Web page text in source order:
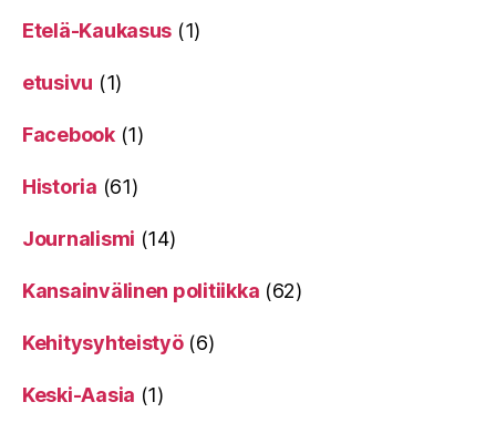
Etelä-Kaukasus (1)
etusivu (1)
Facebook(1)
Historia (61)
Journalismi (14)
Kansainvälinen politiikka (62)
Kehitysyhteistyö(6)
Keski-Aasia (1)